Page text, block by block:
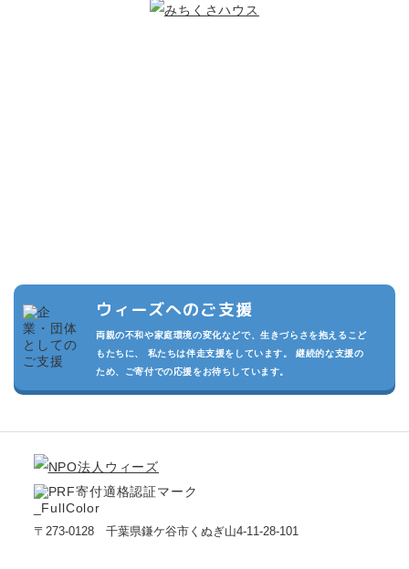
ウィーズへのご支援
両親の不和や家庭環境の変化などで、生きづらさを抱えるこど
もたちに、 私たちは伴走支援をしています。 継続的な支援の
ため、ご寄付での応援をお待ちしています。
〒273-0128 千葉県鎌ケ谷市くぬぎ山4-11-28-101